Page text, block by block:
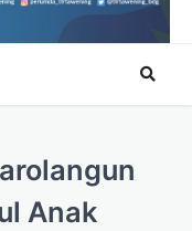
Anak